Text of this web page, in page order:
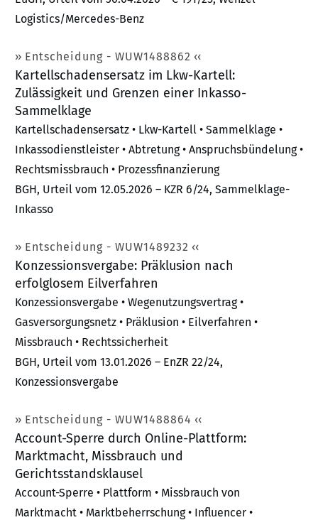
Logistics/Mercedes-Benz
Entscheidung - WUW1488862
Kartellschadensersatz im Lkw-Kartell:
Zulässigkeit und Grenzen einer Inkasso-
Sammelklage
Kartellschadensersatz • Lkw-Kartell • Sammelklage •
Inkassodienstleister • Abtretung • Anspruchsbündelung •
Rechtsmissbrauch • Prozessfinanzierung
BGH, Urteil vom 12.05.2026 – KZR 6/24, Sammelklage-
Inkasso
Entscheidung - WUW1489232
Konzessionsvergabe: Präklusion nach
erfolglosem Eilverfahren
Konzessionsvergabe • Wegenutzungsvertrag •
Gasversorgungsnetz • Präklusion • Eilverfahren •
Missbrauch • Rechtssicherheit
BGH, Urteil vom 13.01.2026 – EnZR 22/24,
Konzessionsvergabe
Entscheidung - WUW1488864
Account-Sperre durch Online-Plattform:
Marktmacht, Missbrauch und
Gerichtsstandsklausel
Account-Sperre • Plattform • Missbrauch von
Marktmacht • Marktbeherrschung • Influencer •